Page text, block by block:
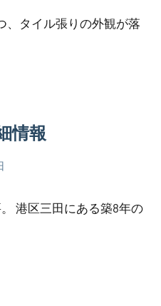
、タイル張りの外観が落
情報
港区三田にある築8年の